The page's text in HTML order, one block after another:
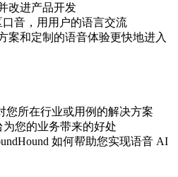
改进产品开发
音，用用户的语言交流
案和定制的语音体验更快地进入
您所在行业或用例的解决方案
您的业务带来的好处
如何帮助您实现语音 AI